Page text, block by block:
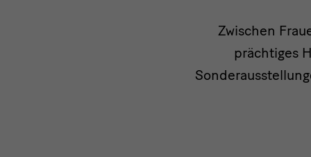
Intro
Zwischen
prächtiges